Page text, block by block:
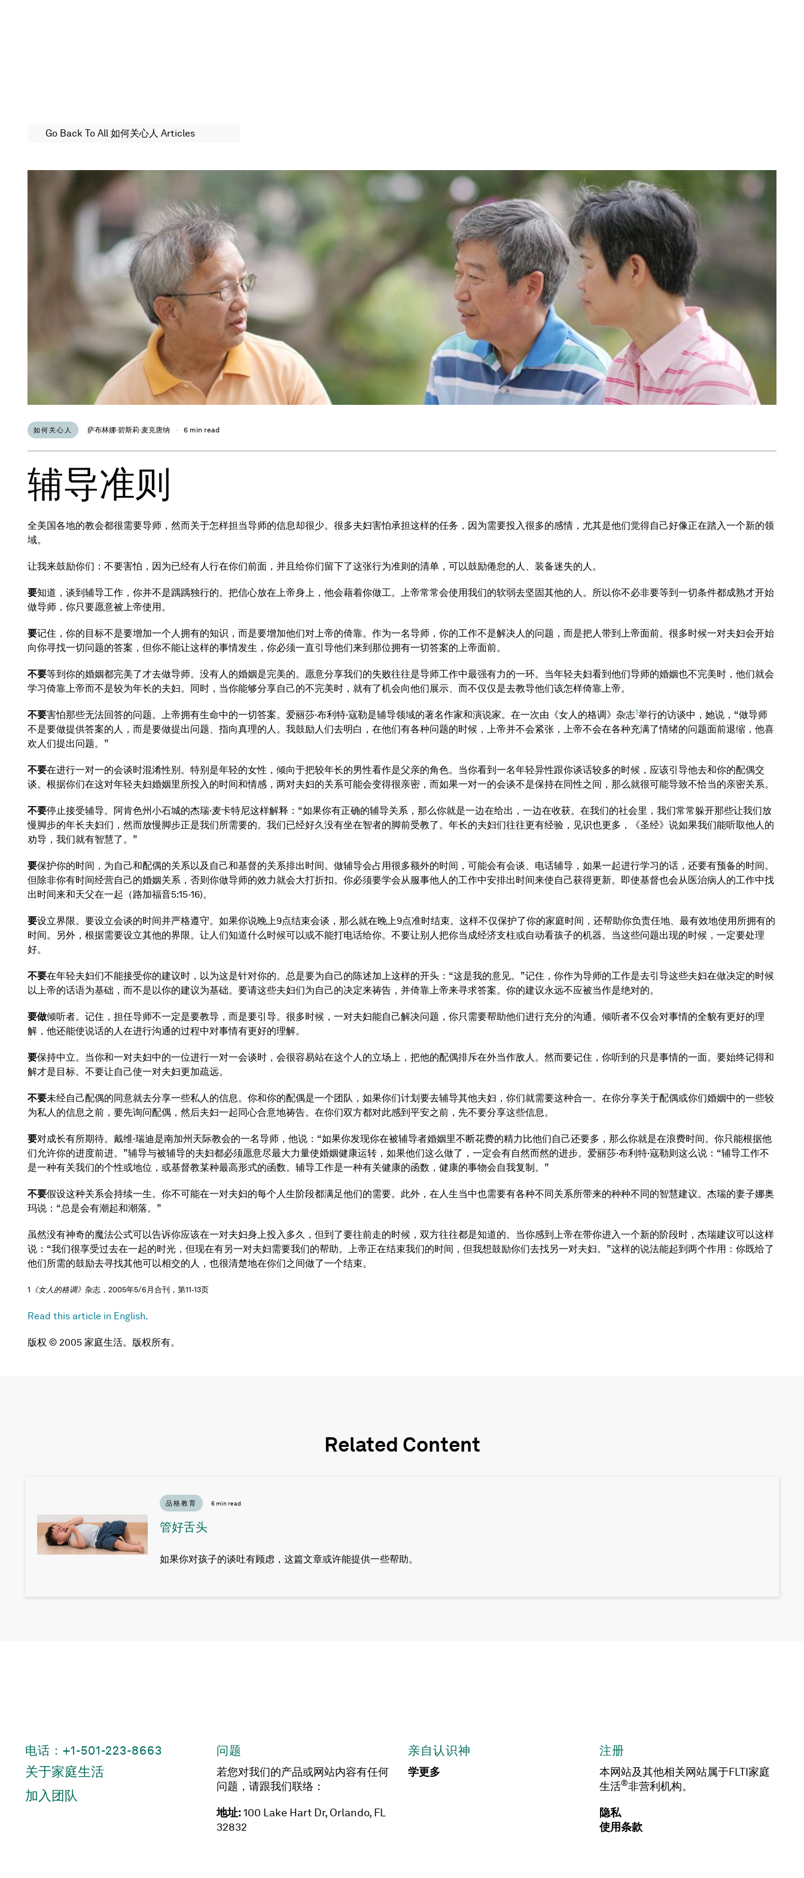
Go Back To All 如何关心人 Articles
如何关心人 萨布林娜·碧斯莉·麦克唐纳 · 6 min read
辅导准则
全美国各地的教会都很需要导师，然而关于怎样担当导师的信息却很少。很多夫妇害怕承担这样的任务，因为需要投入很多的感情，尤其是他们觉得自己好像正在踏入一个新的领
域。
让我来鼓励你们：不要害怕，因为已经有人行在你们前面，并且给你们留下了这张行为准则的清单，可以鼓励倦怠的人、装备迷失的人。
要知道，谈到辅导工作，你并不是踽踽独行的。把信心放在上帝身上，他会藉着你做工。上帝常常会使用我们的软弱去坚固其他的人。所以你不必非要等到一切条件都成熟才开始
做导师，你只要愿意被上帝使用。
要记住，你的目标不是要增加一个人拥有的知识，而是要增加他们对上帝的倚靠。作为一名导师，你的工作不是解决人的问题，而是把人带到上帝面前。很多时候一对夫妇会开始
向你寻找一切问题的答案，但你不能让这样的事情发生，你必须一直引导他们来到那位拥有一切答案的上帝面前。
不要等到你的婚姻都完美了才去做导师。没有人的婚姻是完美的。愿意分享我们的失败往往是导师工作中最强有力的一环。当年轻夫妇看到他们导师的婚姻也不完美时，他们就会
学习倚靠上帝而不是较为年长的夫妇。同时，当你能够分享自己的不完美时，就有了机会向他们展示、而不仅仅是去教导他们该怎样倚靠上帝。
不要害怕那些无法回答的问题。上帝拥有生命中的一切答案。爱丽莎·布利特·寇勒是辅导领域的著名作家和演说家。在一次由《女人的格调》杂志1举行的访谈中，她说，“做导师
不是要做提供答案的人，而是要做提出问题、指向真理的人。我鼓励人们去明白，在他们有各种问题的时候，上帝并不会紧张，上帝不会在各种充满了情绪的问题面前退缩，他喜
欢人们提出问题。”
不要在进行一对一的会谈时混淆性别。特别是年轻的女性，倾向于把较年长的男性看作是父亲的角色。当你看到一名年轻异性跟你谈话较多的时候，应该引导他去和你的配偶交
谈。根据你们在这对年轻夫妇婚姻里所投入的时间和情感，两对夫妇的关系可能会变得很亲密，而如果一对一的会谈不是保持在同性之间，那么就很可能导致不恰当的亲密关系。
不要停止接受辅导。阿肯色州小石城的杰瑞·麦卡特尼这样解释：“如果你有正确的辅导关系，那么你就是一边在给出，一边在收获。在我们的社会里，我们常常躲开那些让我们放
慢脚步的年长夫妇们，然而放慢脚步正是我们所需要的。我们已经好久没有坐在智者的脚前受教了。年长的夫妇们往往更有经验，见识也更多，《圣经》说如果我们能听取他人的
劝导，我们就有智慧了。”
要保护你的时间，为自己和配偶的关系以及自己和基督的关系排出时间。做辅导会占用很多额外的时间，可能会有会谈、电话辅导，如果一起进行学习的话，还要有预备的时间。
但除非你有时间经营自己的婚姻关系，否则你做导师的效力就会大打折扣。你必须要学会从服事他人的工作中安排出时间来使自己获得更新。即使基督也会从医治病人的工作中找
出时间来和天父在一起（路加福音5:15-16)。
要设立界限。要设立会谈的时间并严格遵守。如果你说晚上9点结束会谈，那么就在晚上9点准时结束。这样不仅保护了你的家庭时间，还帮助你负责任地、最有效地使用所拥有的
时间。另外，根据需要设立其他的界限。让人们知道什么时候可以或不能打电话给你。不要让别人把你当成经济支柱或自动看孩子的机器。当这些问题出现的时候，一定要处理
好。
不要在年轻夫妇们不能接受你的建议时，以为这是针对你的。总是要为自己的陈述加上这样的开头：“这是我的意见。”记住，你作为导师的工作是去引导这些夫妇在做决定的时候
以上帝的话语为基础，而不是以你的建议为基础。要请这些夫妇们为自己的决定来祷告，并倚靠上帝来寻求答案。你的建议永远不应被当作是绝对的。
要做倾听者。记住，担任导师不一定是要教导，而是要引导。很多时候，一对夫妇能自己解决问题，你只需要帮助他们进行充分的沟通。倾听者不仅会对事情的全貌有更好的理
解，他还能使说话的人在进行沟通的过程中对事情有更好的理解。
要保持中立。当你和一对夫妇中的一位进行一对一会谈时，会很容易站在这个人的立场上，把他的配偶排斥在外当作敌人。然而要记住，你听到的只是事情的一面。要始终记得和
解才是目标。不要让自己使一对夫妇更加疏远。
不要未经自己配偶的同意就去分享一些私人的信息。你和你的配偶是一个团队，如果你们计划要去辅导其他夫妇，你们就需要这种合一。在你分享关于配偶或你们婚姻中的一些较
为私人的信息之前，要先询问配偶，然后夫妇一起同心合意地祷告。在你们双方都对此感到平安之前，先不要分享这些信息。
要对成长有所期待。戴维·瑞迪是南加州天际教会的一名导师，他说：“如果你发现你在被辅导者婚姻里不断花费的精力比他们自己还要多，那么你就是在浪费时间。你只能根据他
们允许你的进度前进。”辅导与被辅导的夫妇都必须愿意尽最大力量使婚姻健康运转，如果他们这么做了，一定会有自然而然的进步。爱丽莎·布利特·寇勒则这么说：“辅导工作不
是一种有关我们的个性或地位，或基督教某种最高形式的函数。辅导工作是一种有关健康的函数，健康的事物会自我复制。”
不要假设这种关系会持续一生。你不可能在一对夫妇的每个人生阶段都满足他们的需要。此外，在人生当中也需要有各种不同关系所带来的种种不同的智慧建议。杰瑞的妻子娜奥
玛说：“总是会有潮起和潮落。”
虽然没有神奇的魔法公式可以告诉你应该在一对夫妇身上投入多久，但到了要往前走的时候，双方往往都是知道的。当你感到上帝在带你进入一个新的阶段时，杰瑞建议可以这样
说：“我们很享受过去在一起的时光，但现在有另一对夫妇需要我们的帮助。上帝正在结束我们的时间，但我想鼓励你们去找另一对夫妇。”这样的说法能起到两个作用：你既给了
他们所需的鼓励去寻找其他可以相交的人，也很清楚地在你们之间做了一个结束。
1 《女人的格调》 杂志，2005年5/6月合刊，第11-13页
Read this article in English.
版权 © 2005 家庭生活。版权所有。
Related Content
品格教育 6 min read
管好舌头
如果你对孩子的谈吐有顾虑，这篇文章或许能提供一些帮助。
电话：+1-501-223-8663
关于家庭生活
加入团队
问题
若您对我们的产品或网站内容有任何
问题，请跟我们联络：
地址:100 Lake Hart Dr, Orlando, FL
32832
亲自认识神
学更多
注册
本网站及其他相关网站属于FLTI家庭
生活®非营利机构。
隐私
使用条款